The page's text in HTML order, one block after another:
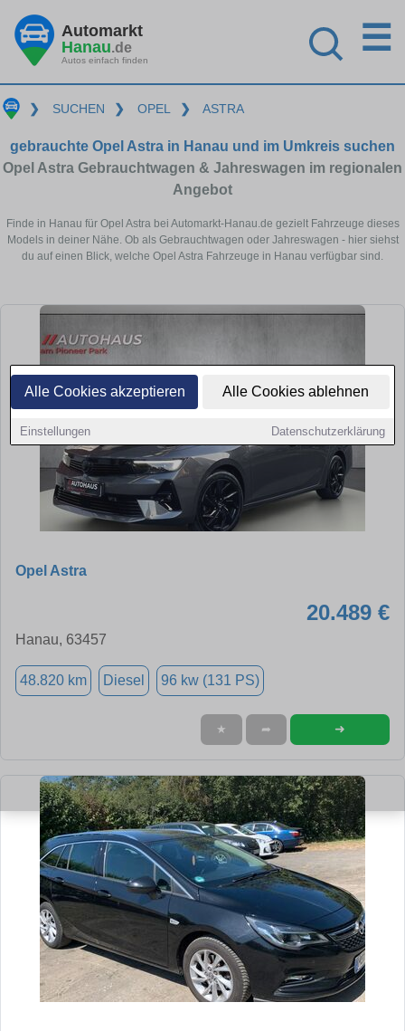
Alle Cookies akzeptieren Alle Cookies ablehnen
Einstellungen Datenschutzerklärung
Automarkt
Hanau.de
Autos einfach finden
☰
❯ SUCHEN ❯ OPEL ❯ ASTRA
gebrauchte Opel Astra in Hanau und im Umkreis suchen
Opel Astra Gebrauchtwagen & Jahreswagen im regionalen
Angebot
Finde in Hanau für Opel Astra bei Automarkt-Hanau.de gezielt Fahrzeuge dieses
Models in deiner Nähe. Ob als Gebrauchtwagen oder Jahreswagen - hier siehst
du auf einen Blick, welche Opel Astra Fahrzeuge in Hanau verfügbar sind.
Opel Astra
20.489 €
Hanau, 63457
48.820 km Diesel 96 kw (131 PS)
★ ➦ ➜